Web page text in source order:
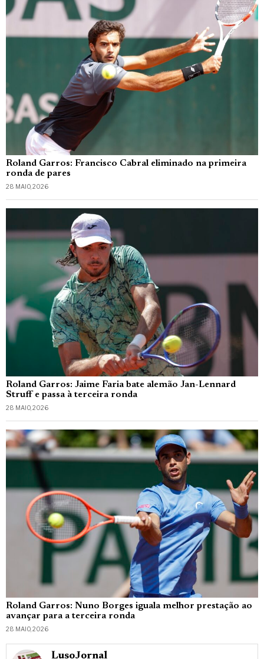
Roland Garros: Francisco Cabral eliminado na primeira
ronda de pares
28 MAIO, 2026
Roland Garros: Jaime Faria bate alemão Jan-Lennard
Struff e passa à terceira ronda
28 MAIO, 2026
Roland Garros: Nuno Borges iguala melhor prestação ao
avançar para a terceira ronda
28 MAIO, 2026
_LusoJornal